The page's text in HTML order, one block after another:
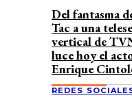
Del fantasma
Tac a una
vertical de
luce hoy el
Enrique
REDES